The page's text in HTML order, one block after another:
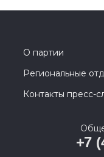
О партии
Региональные
Контакты пресс-
+7